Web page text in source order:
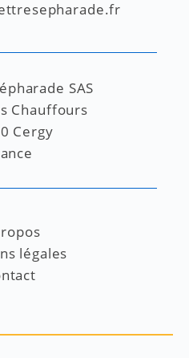
SAS
Chauffours
Cergy
légales